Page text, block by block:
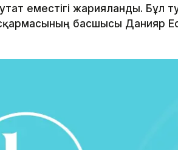
еместігі жарияланды. Бұл
басшысы Данияр